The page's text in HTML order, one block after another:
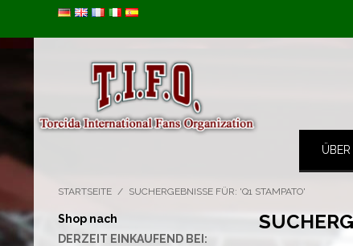
STARTSEITE / SUCHERGEBNISSE FÜR: 'Q1 STAMPATO'
Shop nach
DERZEIT EINKAUFEND BEI: